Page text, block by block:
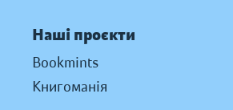
Наші проєкти
Bookmints
Книгоманія